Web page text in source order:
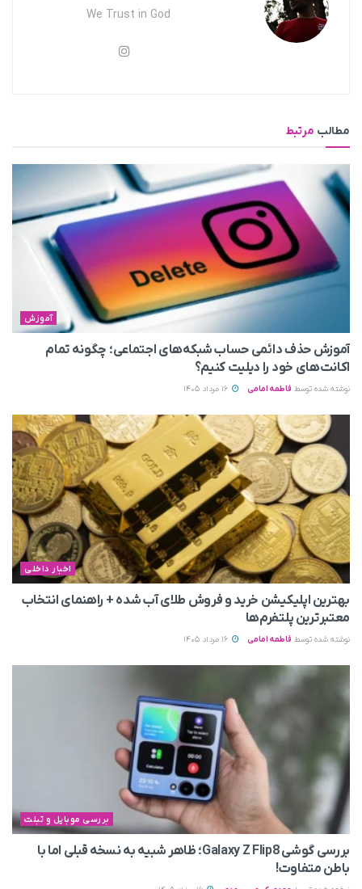
We Trust in God
مطالب مرتبط
آموزش
آموزش حذف دائمی حساب شبکه‌های اجتماعی؛ چگونه تمام
اکانت‌های خود را دیلیت کنیم؟
نوشته شده توسط فاطمه امامی
اخبار داخلی
بهترین اپلیکیشن خرید و فروش طلای آب شده + راهنمای انتخاب
معتبرترین پلتفرم‌ها
نوشته شده توسط فاطمه امامی
بررسی موبایل و تبلت
بررسی گوشی Galaxy Z Flip8؛ ظاهر شبیه به نسخه قبلی اما با
باطن متفاوت!